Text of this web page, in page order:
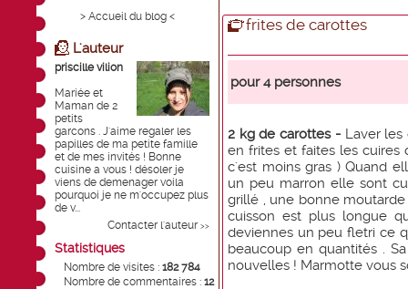
> Accueil du blog <
L'auteur
priscille vilion
Mariée et
Maman de 2
petits
garcons . J'aime regaler les
papilles de ma petite famille
et de mes invités ! Bonne
cuisine a vous ! désoler je
viens de demenager voila
pourquoi je ne m'occupez plus
de v...
Contacter l'auteur >>
Statistiques
Nombre de visites : 182 784
Nombre de commentaires : 12
frites de carottes
pour 4 personnes
2 kg de carottes - Laver les
en frites et faites les cuires
c'est moins gras ) Quand
un peu marron elle sont
grillé , une bonne
cuisson est plus longue
deviennes un peu fletri ce
beaucoup en quantités .
nouvelles ! Marmotte vous